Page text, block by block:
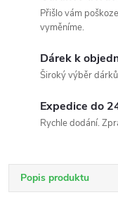
Přišlo vám
vyměníme.
Dárek k
Široký výběr
Expedice do
Rychle dodání.
Popis produktu